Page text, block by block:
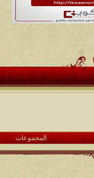
المجموعات